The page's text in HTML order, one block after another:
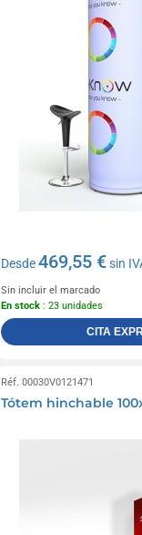
Desde469,55 €sin
Sin incluir el marcado
En stock : 23 unidades
CITA
Réf. 00030V0121471
Tótem hinchable